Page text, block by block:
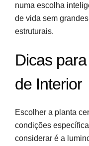
numa escolha
de vida sem
estruturais.
Dicas
de Interior
Escolher a planta
condições
considerar é a